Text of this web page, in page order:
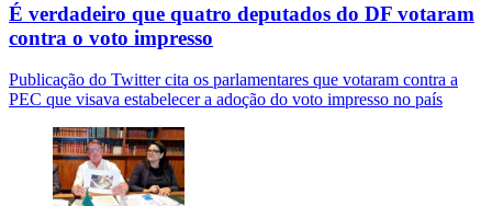
É verdadeiro que quatro deputados do DF votaram
contra o voto impresso
Publicação do Twitter cita os parlamentares que votaram contra a
PEC que visava estabelecer a adoção do voto impresso no país